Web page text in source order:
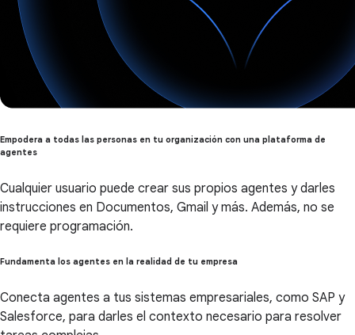
Empodera a todas las personas en tu organización con una plataforma de
agentes
Cualquier usuario puede crear sus propios agentes y darles
instrucciones en Documentos, Gmail y más. Además, no se
requiere programación.
Fundamenta los agentes en la realidad de tu empresa
Conecta agentes a tus sistemas empresariales, como SAP y
Salesforce, para darles el contexto necesario para resolver